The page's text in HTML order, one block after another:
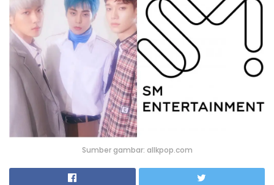
Sumber gambar: allkpop.com